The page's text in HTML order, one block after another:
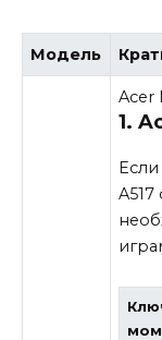
Модель
Acer
1.